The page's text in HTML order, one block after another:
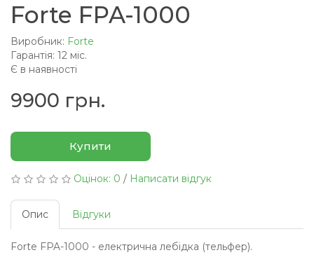
Forte FPA-1000
Виробник: Forte
Гарантія: 12 міс.
Є в наявності
9900 грн.
Купити
Оцінок: 0 / Написати відгук
Опис Відгуки
Forte FPA-1000 - електрична лебідка (тельфер).